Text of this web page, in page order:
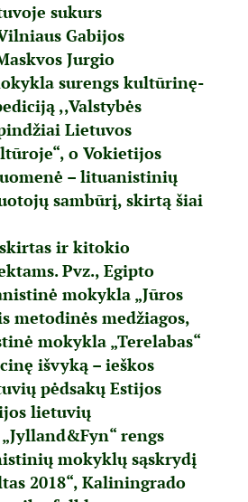
sukurs
Gabijos
Jurgio
surengs kultūrinę-
,,Valstybės
Lietuvos
o Vokietijos
– lituanistinių
sambūrį, skirtą šiai
ir kitokio
Pvz., Egipto
mokykla „Jūros
metodinės medžiagos,
mokykla „Terelabas“
išvyką – ieškos
pėdsakų Estijos
lietuvių
rengs
mokyklų sąskrydį
2018“, Kaliningrado